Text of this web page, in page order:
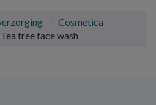
Cosmetica
tree face wash